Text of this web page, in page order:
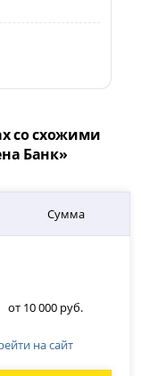
со схожими
Банк»
Сумма
от 10 000 руб.
на сайт